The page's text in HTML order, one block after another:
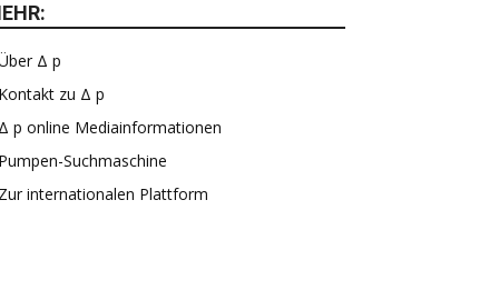
Δ p
zu Δ p
p online Mediainformationen
Suchmaschine
internationalen Plattform